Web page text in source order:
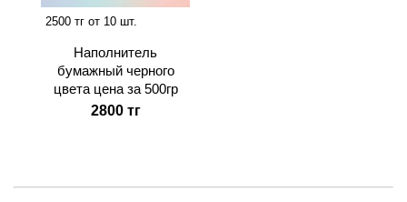
2500 тг от 10 шт.
Наполнитель
бумажный черного
цвета цена за 500гр
2800 тг